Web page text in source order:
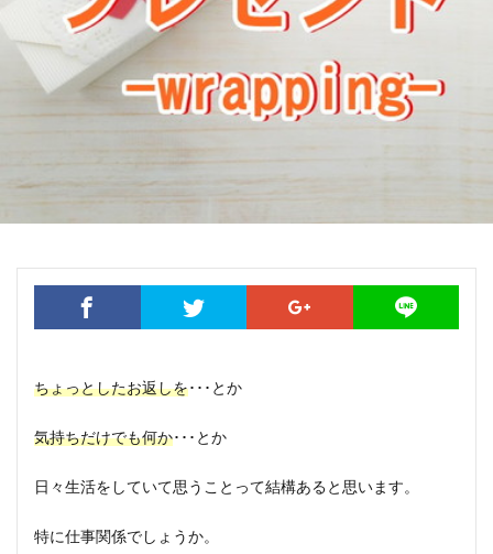
ちょっとしたお返しを･･･とか
気持ちだけでも何か･･･とか
日々生活をしていて思うことって結構あると思います。
特に仕事関係でしょうか。